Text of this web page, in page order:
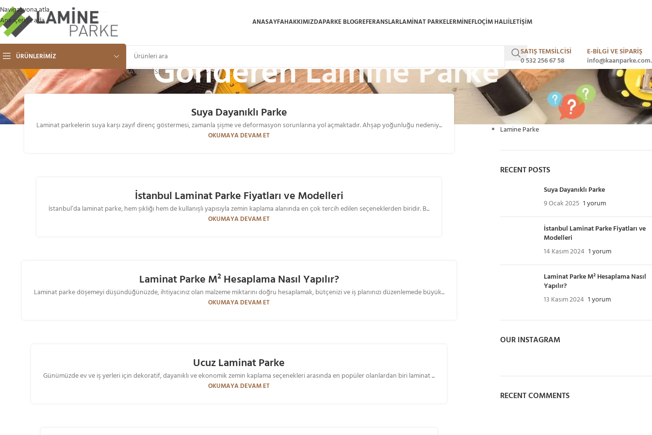
Navigasyona atla
Ana içeriğe atla
ANASAYFAHAKKIMIZDAPARKE BLOGREFERANSLARLAMINAT PARKELERMINEFLOÇIM HALIILETIŞIM
ÜRÜNLERIMIZ
KATEGORI SEÇ
SATIŞ TEMSİLCİSİ
0 532 256 67 58
E-BİLGİ VE SİPARİŞ
GönderenLamine Parke
Suya Dayanıklı Parke
Laminat parkelerin suya karşı zayıf direnç göstermesi, zamanla şişme ve deformasyon sorunlarına yol açmaktadır. Ahşap yoğunluğu nedeniy...
OKUMAYA DEVAM ET
İstanbul Laminat Parke Fiyatları ve Modelleri
İstanbul’da laminat parke, hem şıklığı hem de kullanışlı yapısıyla zemin kaplama alanında en çok tercih edilen seçeneklerden biridir. B...
OKUMAYA DEVAM ET
Laminat Parke M² Hesaplama Nasıl Yapılır?
Laminat parke döşemeyi düşündüğünüzde, ihtiyacınız olan malzeme miktarını doğru hesaplamak, bütçenizi ve iş planınızı düzenlemede büyük...
OKUMAYA DEVAM ET
Ucuz Laminat Parke
Günümüzde ev ve iş yerleri için dekoratif, dayanıklı ve ekonomik zemin kaplama seçenekleri arasında en popüler olanlardan biri laminat ...
OKUMAYA DEVAM ET
CATEGORIES
Laminat Parke
Lamine Parke
RECENT POSTS
Suya Dayanıklı Parke
9 Ocak 2025 1 yorum
İstanbul Laminat Parke Fiyatları ve
Modelleri
14 Kasım 2024 1 yorum
Laminat Parke M² Hesaplama Nasıl
Yapılır?
13 Kasım 2024 1 yorum
OUR INSTAGRAM
RECENT COMMENTS